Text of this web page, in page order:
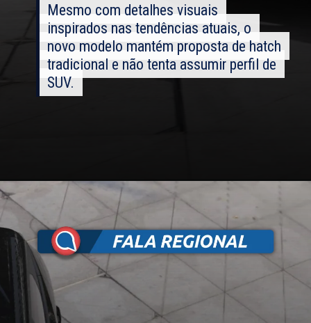
Mesmo com detalhes visuais
inspirados nas tendências atuais, o
novo modelo mantém proposta de hatch
tradicional e não tenta assumir perfil de
SUV.
Mesmo com detalhes visuais
inspirados nas tendências atuais, o
novo modelo mantém proposta de hatch
tradicional e não tenta assumir perfil de
SUV.